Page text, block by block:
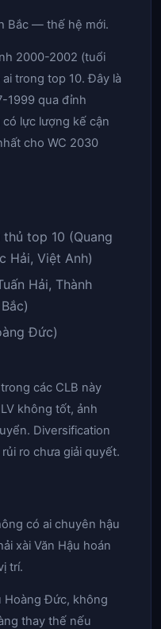
Bắc — thế hệ mới.
2000-2002 (tuổi
trong top 10. Đây là
1999 qua đỉnh
lực lượng kế cận
cho WC 2030
top 10 (Quang
Hải, Việt Anh)
Hải, Thành
Đức)
các CLB này
không tốt, ảnh
Diversification
ro chưa giải quyết.
có ai chuyên hậu
xài Văn Hậu hoán
trí.
Hoàng Đức, không
thay thế nếu